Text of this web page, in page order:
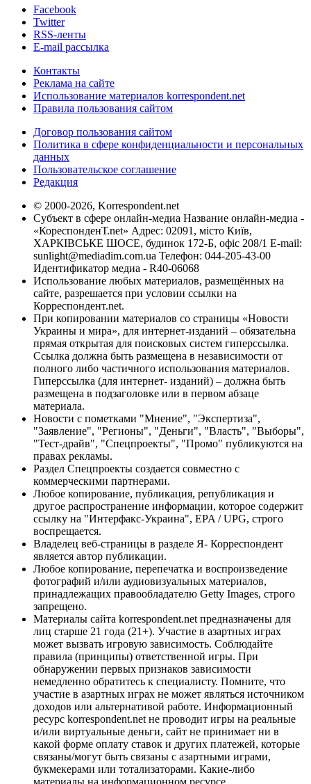
Facebook
Twitter
RSS-ленты
E-mail рассылка
Контакты
Реклама на сайте
Использование материалов korrespondent.net
Правила пользования сайтом
Договор пользования сайтом
Политика в сфере конфиденциальности и персональных
данных
Пользовательское соглашение
Редакция
© 2000-2026, Korrespondent.net
Субъект в сфере онлайн-медиа Название онлайн-медиа -
«КореспонденТ.net» Адрес: 02091, місто Київ,
ХАРКІВСЬКЕ ШОСЕ, будинок 172-Б, офіс 208/1 E-mail:
sunlight@mediadim.com.ua Телефон: 044-205-43-00
Идентификатор медиа - R40-06068
Использование любых материалов, размещённых на
сайте, разрешается при условии ссылки на
Корреспондент.net.
При копировании материалов со страницы «Новости
Украины и мира», для интернет-изданий – обязательна
прямая открытая для поисковых систем гиперссылка.
Ссылка должна быть размещена в независимости от
полного либо частичного использования материалов.
Гиперссылка (для интернет- изданий) – должна быть
размещена в подзаголовке или в первом абзаце
материала.
Новости с пометками "Мнение", "Экспертиза",
"Заявление", "Регионы", "Деньги", "Власть", "Выборы",
"Тест-драйв", "Спецпроекты", "Промо" публикуются на
правах рекламы.
Раздел Спецпроекты создается совместно с
коммерческими партнерами.
Любое копирование, публикация, републикация и
другое распространение информации, которое содержит
ссылку на "Интерфакс-Украина", EPA / UPG, строго
воспрещается.
Владелец веб-страницы в разделе Я- Корреспондент
является автор публикации.
Любое копирование, перепечатка и воспроизведение
фотографий и/или аудиовизуальных материалов,
принадлежащих правообладателю Getty Images, строго
запрещено.
Материалы сайта korrespondent.net предназначены для
лиц старше 21 года (21+). Участие в азартных играх
может вызвать игровую зависимость. Соблюдайте
правила (принципы) ответственной игры. При
обнаружении первых признаков зависимости
немедленно обратитесь к специалисту. Помните, что
участие в азартных играх не может являться источником
доходов или альтернативой работе. Информационный
ресурс korrespondent.net не проводит игры на реальные
и/или виртуальные деньги, сайт не принимает ни в
какой форме оплату ставок и других платежей, которые
связаны/могут быть связаны с азартными играми,
букмекерами или тотализаторами. Какие-либо